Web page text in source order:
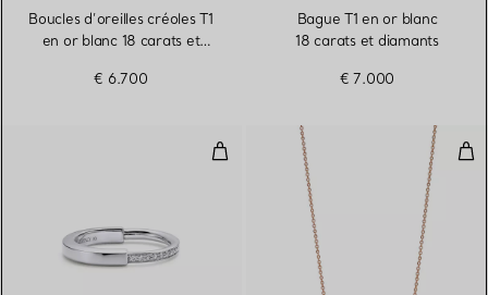
Boucles d’oreilles créoles T1
en or blanc 18 carats et
€ 6.700
Bague T1 en or blanc
18 carats et diamants
€ 7.000
Bague en or blanc 18 carats et